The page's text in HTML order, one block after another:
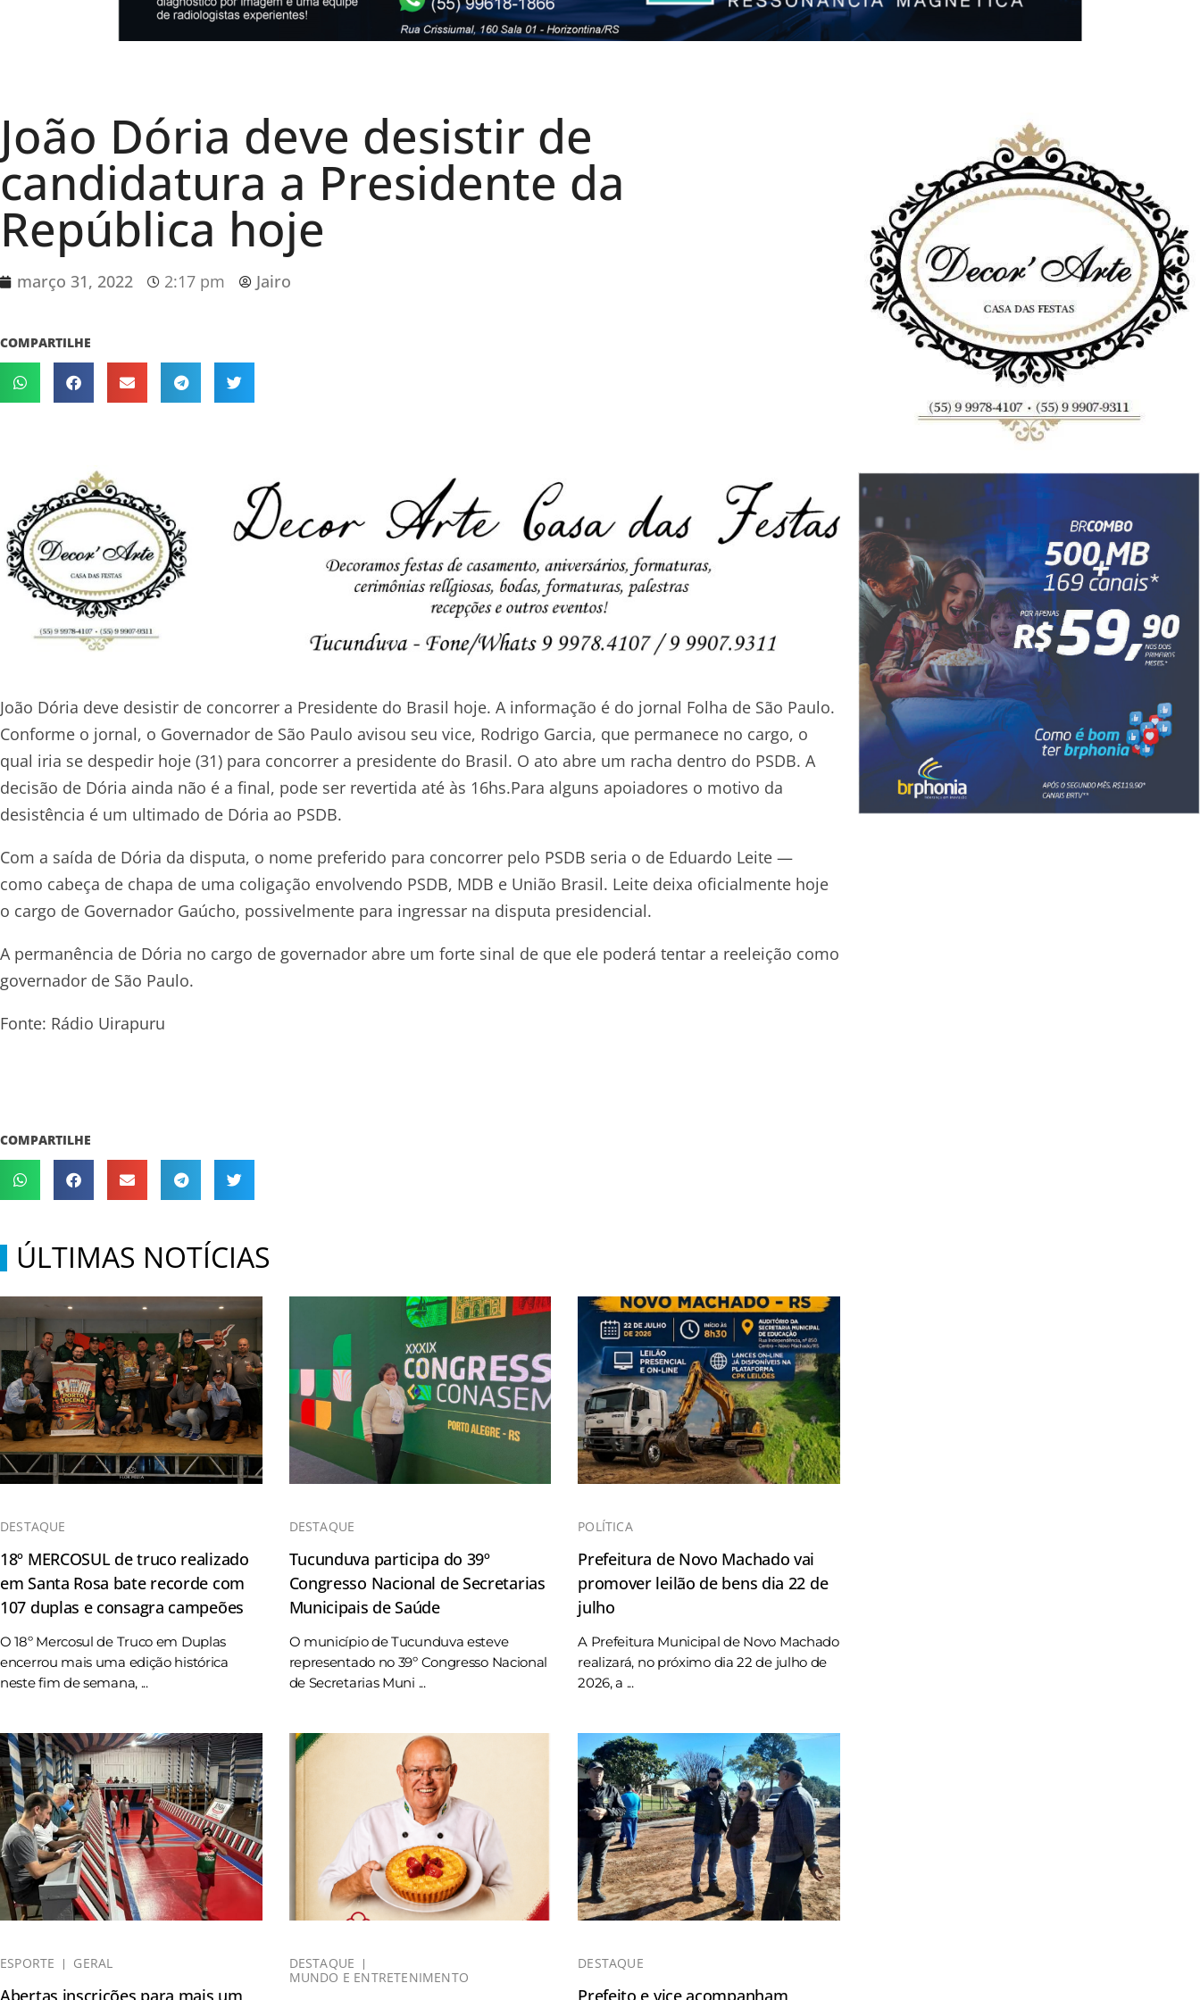
João Dória deve desistir de
candidatura a Presidente da
República hoje
março 31, 2022 2:17 pm Jairo
COMPARTILHE
João Dória deve desistir de concorrer a Presidente do Brasil hoje. A informação é do jornal Folha de São Paulo.
Conforme o jornal, o Governador de São Paulo avisou seu vice, Rodrigo Garcia, que permanece no cargo, o
qual iria se despedir hoje (31) para concorrer a presidente do Brasil. O ato abre um racha dentro do PSDB. A
decisão de Dória ainda não é a final, pode ser revertida até às 16hs.Para alguns apoiadores o motivo da
desistência é um ultimado de Dória ao PSDB.
Com a saída de Dória da disputa, o nome preferido para concorrer pelo PSDB seria o de Eduardo Leite —
como cabeça de chapa de uma coligação envolvendo PSDB, MDB e União Brasil. Leite deixa oficialmente hoje
o cargo de Governador Gaúcho, possivelmente para ingressar na disputa presidencial.
A permanência de Dória no cargo de governador abre um forte sinal de que ele poderá tentar a reeleição como
governador de São Paulo.
Fonte: Rádio Uirapuru
COMPARTILHE
ÚLTIMAS NOTÍCIAS
DESTAQUE
18º MERCOSUL de truco realizado
em Santa Rosa bate recorde com
107 duplas e consagra campeões
O 18º Mercosul de Truco em Duplas
encerrou mais uma edição histórica
neste fim de semana, ...
DESTAQUE
Tucunduva participa do 39º
Congresso Nacional de Secretarias
Municipais de Saúde
O município de Tucunduva esteve
representado no 39º Congresso Nacional
de Secretarias Muni ...
POLÍTICA
Prefeitura de Novo Machado vai
promover leilão de bens dia 22 de
julho
A Prefeitura Municipal de Novo Machado
realizará, no próximo dia 22 de julho de
2026, a ...
ESPORTE GERAL
Abertas inscrições para mais um
DESTAQUE
MUNDO E ENTRETENIMENTO
DESTAQUE
Prefeito e vice acompanham